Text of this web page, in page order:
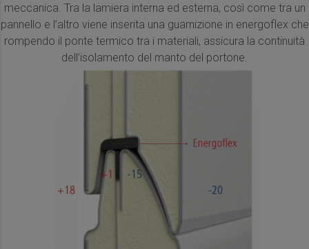
meccanica. Tra la lamiera interna ed esterna, così come tra un
pannello e l’altro viene inserita una guarnizione in energoflex che
rompendo il ponte termico tra i materiali, assicura la continuità
dell’isolamento del manto del portone.